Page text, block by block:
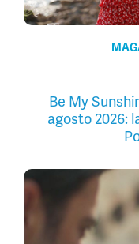
Be My
agosto 2026: